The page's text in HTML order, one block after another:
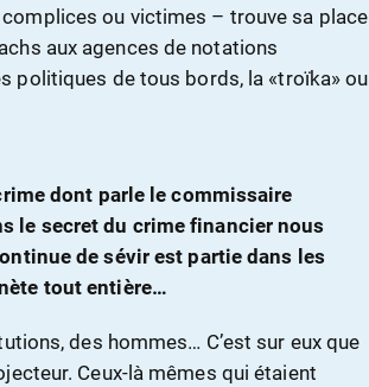
ou victimes – trouve sa place
aux agences de notations
politiques de tous bords, la «troïka» ou
dont parle le commissaire
le secret du crime financier nous
de sévir est partie dans les
tout entière…
des hommes… C’est sur eux que
Ceux-là mêmes qui étaient